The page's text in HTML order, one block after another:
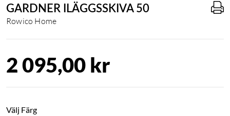
GARDNER ILÄGGSSKIVA 50
Rowico Home
2 095,00 kr
Välj Färg